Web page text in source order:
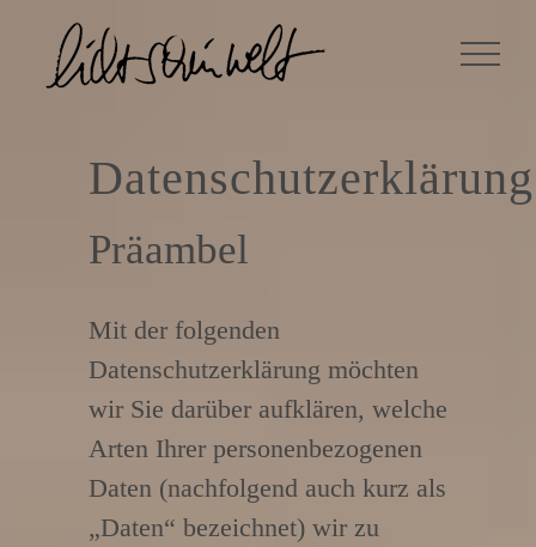
Inhalt
springen
Datenschutzerklärung
Präambel
Mit der folgenden
Datenschutzerklärung möchten
wir Sie darüber aufklären, welche
Arten Ihrer personenbezogenen
Daten (nachfolgend auch kurz als
„Daten“ bezeichnet) wir zu